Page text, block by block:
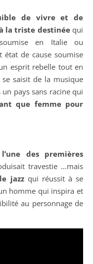
de vivre et de
la triste destinéequi
en Italie ou
état de cause soumise
esprit rebelle tout en
saisit de la musique
pays sans racine qui
que femme pour
des premières
travestie …mais
jazzqui réussit à se
homme qui inspira et
au personnage de